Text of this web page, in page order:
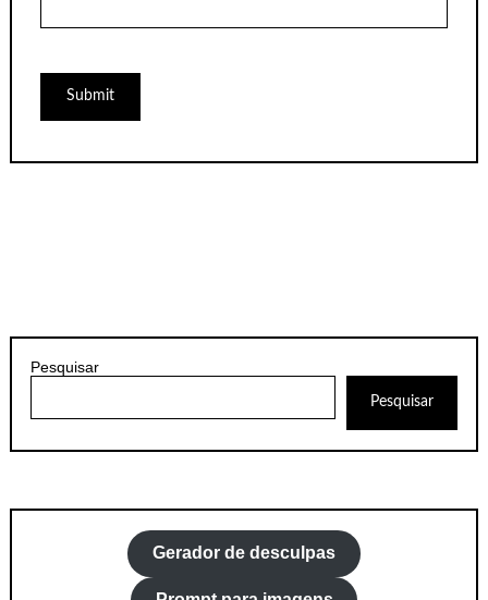
Pesquisar
Pesquisar
Gerador de desculpas